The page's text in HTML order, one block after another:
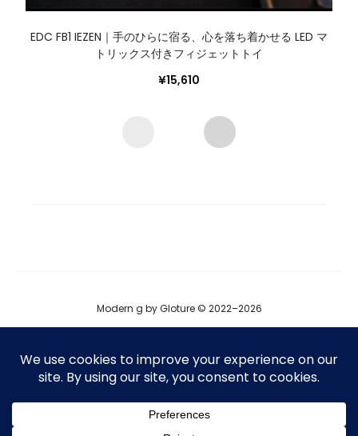
EDC FB1 IEZEN｜手のひらに宿る、心を落ち着かせる LED マ
トリックス付きフィジェットトイ
¥15,610
Modern g by Gloture © 2022–2026
運営会社
プロダクト掲載